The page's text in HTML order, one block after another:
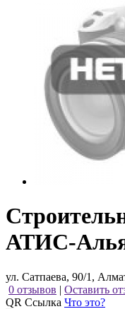
АТИС-
ул. Сатпаева, 90/1,
0 отзывов | Оставить
QR Ссылка Что это?